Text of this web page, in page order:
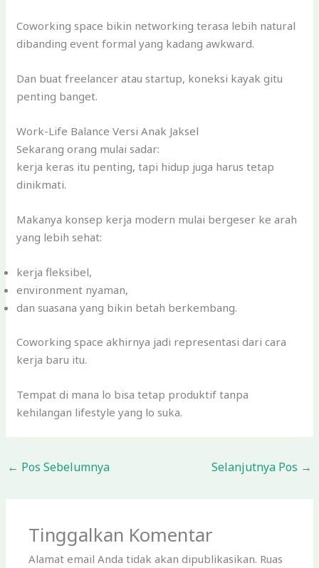
Coworking space bikin networking terasa lebih natural
dibanding event formal yang kadang awkward.
Dan buat freelancer atau startup, koneksi kayak gitu
penting banget.
Work-Life Balance Versi Anak Jaksel
Sekarang orang mulai sadar:
kerja keras itu penting, tapi hidup juga harus tetap
dinikmati.
Makanya konsep kerja modern mulai bergeser ke arah
yang lebih sehat:
kerja fleksibel,
environment nyaman,
dan suasana yang bikin betah berkembang.
Coworking space akhirnya jadi representasi dari cara
kerja baru itu.
Tempat di mana lo bisa tetap produktif tanpa
kehilangan lifestyle yang lo suka.
← Pos Sebelumnya Selanjutnya Pos →
Tinggalkan Komentar
Alamat email Anda tidak akan dipublikasikan. Ruas